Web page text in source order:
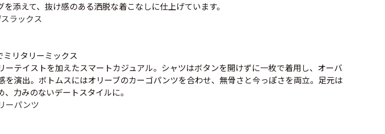
添えて、抜け感のある洒脱な着こなしに仕上げています。
ラックス
リタリーミックス
テイストを加えたスマートカジュアル。シャツはボタンを開けずに一枚で着用し、オーバ
演出。ボトムスにはオリーブのカーゴパンツを合わせ、無骨さと今っぽさを両立。足元は
力みのないデートスタイルに。
ーパンツ